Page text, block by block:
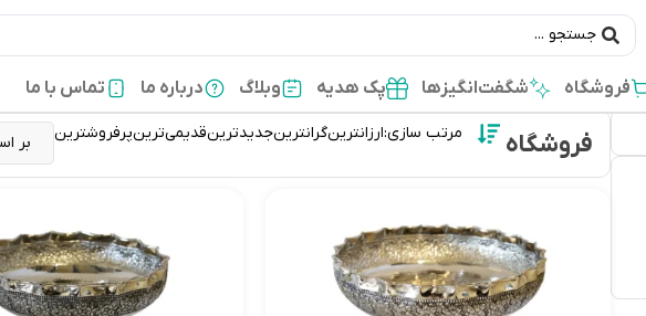
فروشگاه شگفت‌انگیزها پک هدیه وبلاگ درباره ما تماس با ما
فروشگاه مرتب سازی:ارزانترینگرانترینجدیدترینقدیمی‌ترینپرفروشترین